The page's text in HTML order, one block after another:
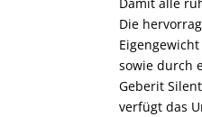
Damit alle
Die
sowie durch
Geberit
verfügt das